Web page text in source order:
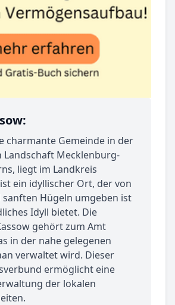
charmante Gemeinde in der
Landschaft Mecklenburg-
liegt im Landkreis
ein idyllischer Ort, der von
sanften Hügeln umgeben ist
Idyll bietet. Die
gehört zum Amt
in der nahe gelegenen
verwaltet wird. Dieser
ermöglicht eine
der lokalen